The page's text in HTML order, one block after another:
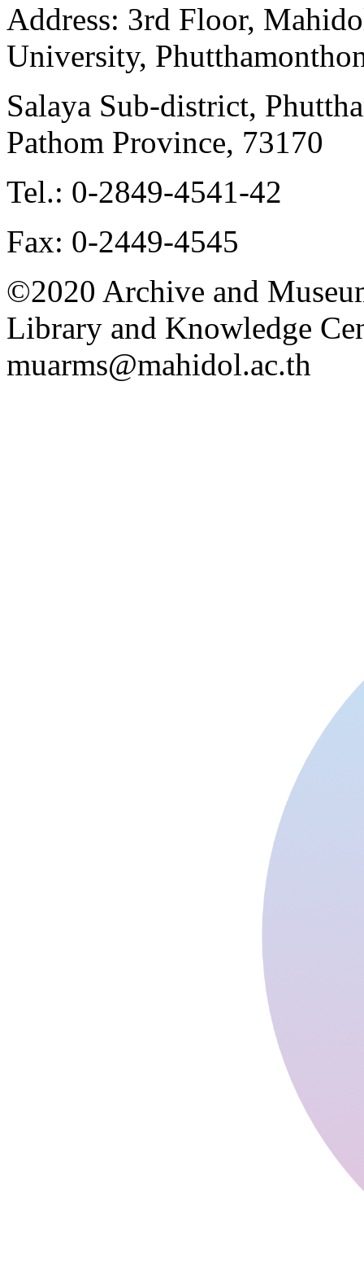
Address: 3rd Floor,
University,
Salaya Sub-district,
Pathom Province, 73170
Tel.: 0-2849-4541-42
Fax: 0-2449-4545
©2020 Archive and
Library and Knowledge
muarms@mahidol.ac.th